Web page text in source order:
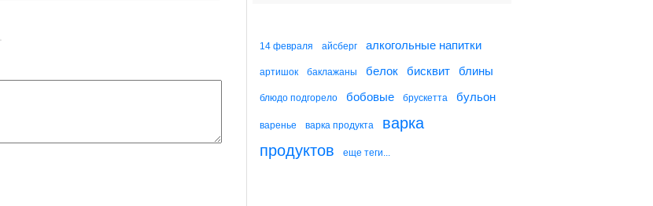
Омлет с зеленым луком
и сыром
14 февраля айсберг алкогольные напитки
артишок баклажаны белок бисквит блины
блюдо подгорело бобовые брускетта бульон
варенье варка продукта
варка
продуктов
еще теги...